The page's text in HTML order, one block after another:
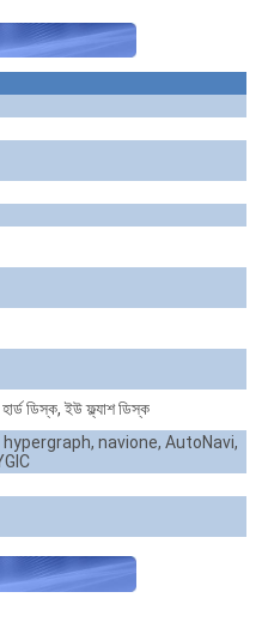
ডিস্ক, ইউ ফ্ল্যাশ ডিস্ক
hypergraph, navione, AutoNavi,